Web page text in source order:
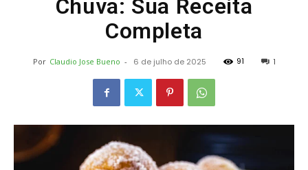
Chuva: Sua Receita
Completa
Por Claudio Jose Bueno - 6 de julho de 2025 91 1